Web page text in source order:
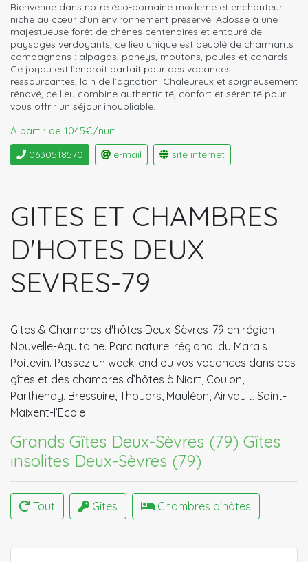
Bienvenue dans notre éco-domaine moderne et enchanteur
niché au cœur d’un environnement préservé. Adossé à une
majestueuse forêt de chênes centenaires et entouré de
paysages verdoyants, ce lieu unique est peuplé de charmants
compagnons : alpagas, poneys, moutons, poules et canards.
Ce joyau est l’endroit parfait pour des vacances
ressourçantes, loin de l’agitation. Chaleureux et soigneusement
rénové, ce lieu combine authenticité, confort et sérénité pour
vous offrir un séjour inoubliable.
À partir de 1045€/nuit
0630518570 e-mail site internet
GITES ET CHAMBRES
D'HOTES DEUX
SEVRES-79
Gites & Chambres d'hôtes Deux-Sèvres-79 en région
Nouvelle-Aquitaine. Parc naturel régional du Marais
Poitevin. Passez un week-end ou vos vacances dans des
gîtes et des chambres d’hôtes à Niort, Coulon,
Parthenay, Bressuire, Thouars, Mauléon, Airvault, Saint-
Maixent-l’Ecole …
Grands Gîtes Deux-Sèvres (79) Gîtes
insolites Deux-Sèvres (79)
Tout Gîtes Chambres d'hôtes